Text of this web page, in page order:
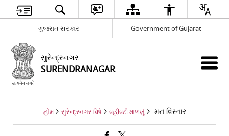
ગુજરાત સરકાર Government of Gujarat
સુરેન્દ્રનગર
SURENDRANAGAR
હોમ સુરેન્દ્રનગર વિષે વહીવટી માળખું મત વિસ્તાર